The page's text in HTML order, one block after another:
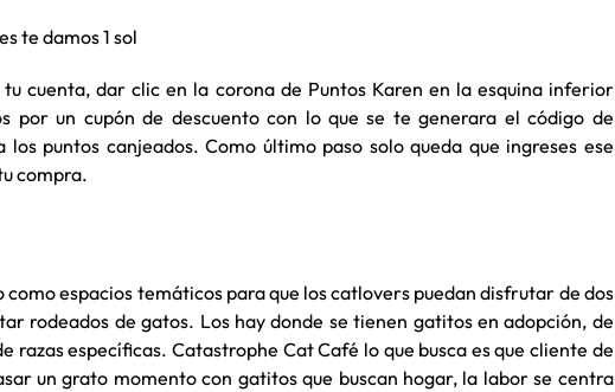
te damos 1 sol
cuenta, dar clic en la corona de Puntos Karen en la esquina inferior
por un cupón de descuento con lo que se te generara el código de
puntos canjeados. Como último paso solo queda que ingreses ese
compra.
como espacios temáticos para que los catlovers puedan disfrutar de dos
rodeados de gatos. Los hay donde se tienen gatitos en adopción, de
razas específicas. Catastrophe Cat Café lo que busca es que cliente de
un grato momento con gatitos que buscan hogar, la labor se centra